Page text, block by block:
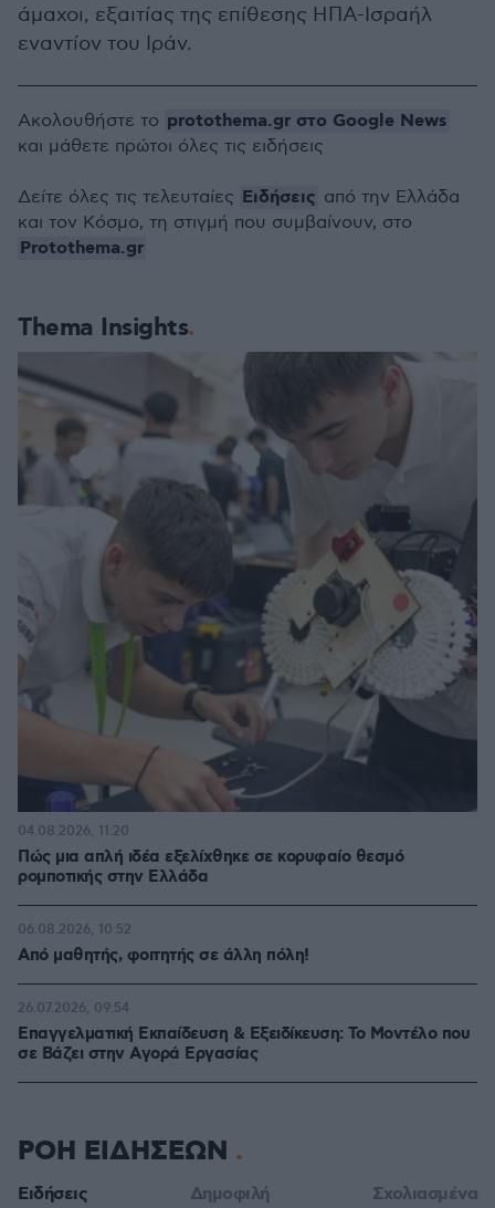
άμαχοι, εξαιτίας της επίθεσης ΗΠΑ-Ισραήλ
εναντίον του Ιράν.
Thema Insights
Πώς μια απλή ιδέα εξελίχθηκε σε κορυφαίο θεσμό
ρομποτικής στην Ελλάδα
04.08.2026, 11:20
Από μαθητής, φοιτητής σε άλλη πόλη!
06.08.2026, 10:52
Επαγγελματική Εκπαίδευση & Εξειδίκευση: Το Mοντέλο που
σε Bάζει στην Aγορά Eργασίας
26.07.2026, 09:54
Ακολουθήστε το protothema.gr στο Google News
και μάθετε πρώτοι όλες τις ειδήσεις
Δείτε όλες τις τελευταίες Ειδήσεις από την Ελλάδα
και τον Κόσμο, τη στιγμή που συμβαίνουν, στο
Protothema.gr
ΡΟΗ ΕΙΔΗΣΕΩΝ
Ειδήσεις Δημοφιλή Σχολιασμένα